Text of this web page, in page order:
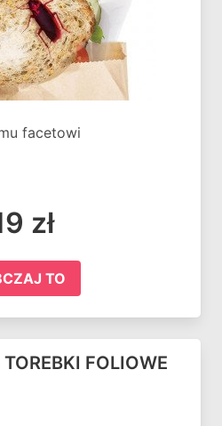
facetowi
zł
TO
FOLIOWE